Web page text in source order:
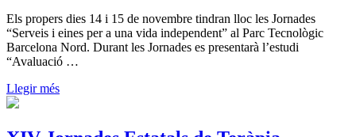
Els propers dies 14 i 15 de novembre tindran lloc les Jornades
“Serveis i eines per a una vida independent” al Parc Tecnològic
Barcelona Nord. Durant les Jornades es presentarà l’estudi
“Avaluació …
Llegir més